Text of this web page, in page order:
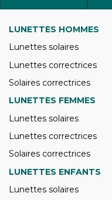
LUNETTES HOMMES
Lunettes solaires
Lunettes correctrices
Solaires correctrices
LUNETTES FEMMES
Lunettes solaires
Lunettes correctrices
Solaires correctrices
LUNETTES ENFANTS
Lunettes solaires